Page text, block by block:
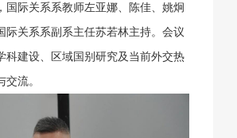
国际关系系教师左亚娜、陈佳、姚炯
际关系系副系主任苏若林主持。会议
科建设、区域国别研究及当前外交热
流。